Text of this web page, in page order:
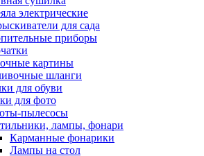
электрические
для сада
приборы
картины
шланги
для обуви
для фото
пылесосы
лампы, фонари
Карманные фонарики
Лампы на стол